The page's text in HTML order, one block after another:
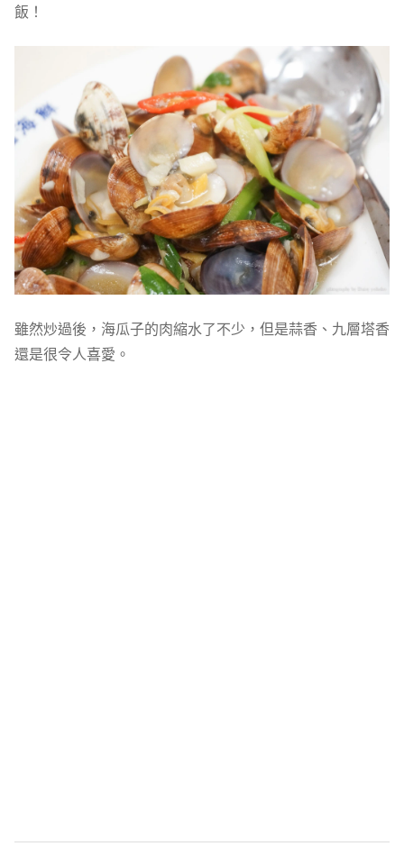
飯！
雖然炒過後，海瓜子的肉縮水了不少，但是蒜香、九層塔香
還是很令人喜愛。